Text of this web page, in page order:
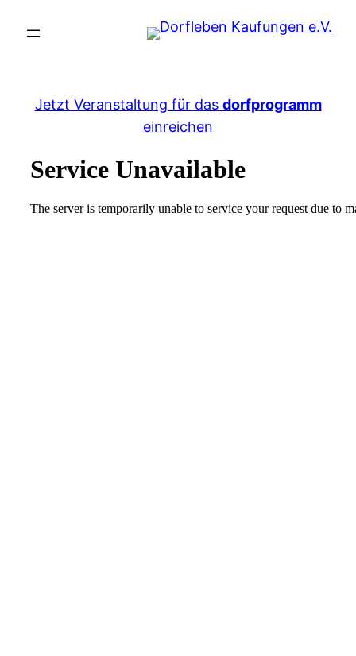
Jetzt Veranstaltung für das dorfprogramm
einreichen